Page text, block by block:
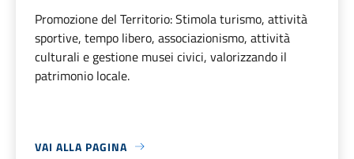
Promozione del Territorio: Stimola turismo, attività
sportive, tempo libero, associazionismo, attività
culturali e gestione musei civici, valorizzando il
patrimonio locale.
VAI ALLA PAGINA